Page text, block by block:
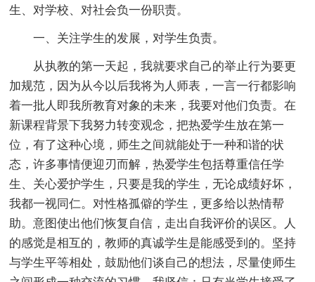
生、对学校、对社会负一份职责。
一、关注学生的发展，对学生负责。
从执教的第一天起，我就要求自己的举止行为要更
加规范，因为从今以后我将为人师表，一言一行都影响
着一批人即我所教育对象的未来，我要对他们负责。在
新课程背景下我努力转变观念，把热爱学生放在第一
位，有了这种心境，师生之间就能处于一种和谐的状
态，许多事情便迎刃而解，热爱学生包括尊重信任学
生、关心爱护学生，只要是我的学生，无论成绩好坏，
我都一视同仁。对性格孤僻的学生，更多给以热情帮
助。意图使出他们恢复自信，走出自我评价的误区。人
的感觉是相互的，教师的真诚学生是能感受到的。坚持
与学生平等相处，鼓励他们谈自己的想法，尽量使师生